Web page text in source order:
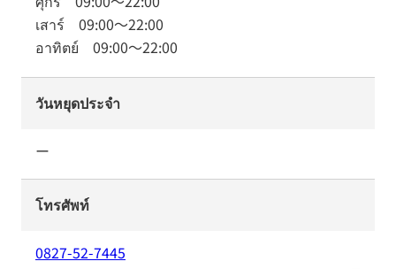
เสาร์ 09:00～22:00
อาทิตย์ 09:00～22:00
วันหยุดประจำ
ー
โทรศัพท์
0827-52-7445